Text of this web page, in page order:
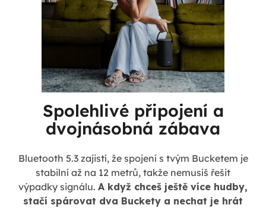
Spolehlivé připojení a
dvojnásobná zábava
Bluetooth 5.3 zajistí, že spojení s tvým Bucketem je
stabilní až na 12 metrů, takže nemusíš řešit
výpadky signálu. A když chceš ještě více hudby,
stačí spárovat dva Buckety a nechat je hrát